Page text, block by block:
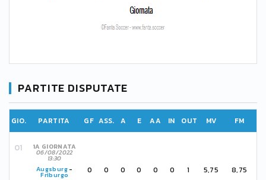
PARTITE DISPUTATE
GIO. PARTITA GF ASS. A E AA IN OUT MV FM
1A GIORNATA
06/08/2022
13:30
Augsburg-
Friburgo 0 0 0 0 0 0 1 5,75 8,75